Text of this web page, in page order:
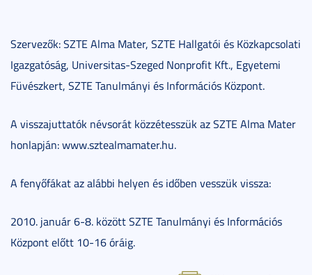
Szervezők: SZTE Alma Mater, SZTE Hallgatói és Közkapcsolati
Igazgatóság, Universitas-Szeged Nonprofit Kft., Egyetemi
Füvészkert, SZTE Tanulmányi és Információs Központ.
A visszajuttatók névsorát közzétesszük az SZTE Alma Mater
honlapján: www.sztealmamater.hu.
A fenyőfákat az alábbi helyen és időben vesszük vissza:
2010. január 6-8. között SZTE Tanulmányi és Információs
Központ előtt 10-16 óráig.